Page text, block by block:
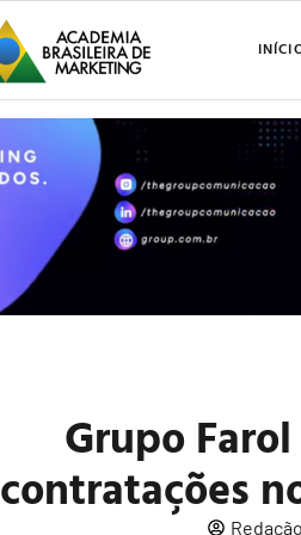
Grupo
contratações
Redação